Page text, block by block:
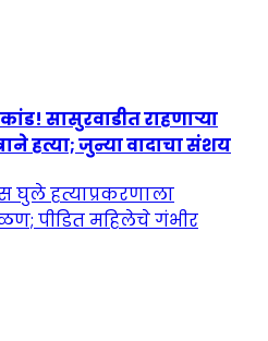
सासुरवाडीत राहणाऱ्या
हत्या; जुन्या वादाचा संशय